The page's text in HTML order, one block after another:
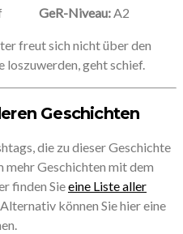
GeR-Niveau: A2
freut sich nicht über den
loszuwerden, geht schief.
Geschichten
die zu dieser Geschichte
mehr Geschichten mit dem
finden Sieeine Liste aller
können Sie hier eine